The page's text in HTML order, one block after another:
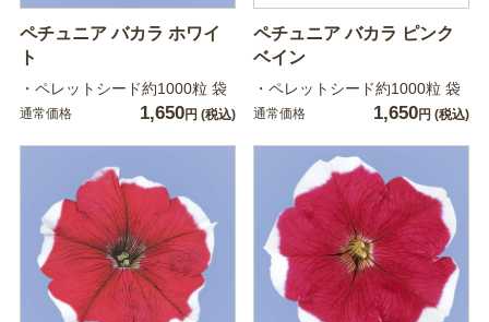
ペチュニア バカラ ホワイ
ト
・ペレットシード約1000粒 袋
通常価格 1,650円 (税込)
ペチュニア バカラ ピンク
ベイン
・ペレットシード約1000粒 袋
通常価格 1,650円 (税込)